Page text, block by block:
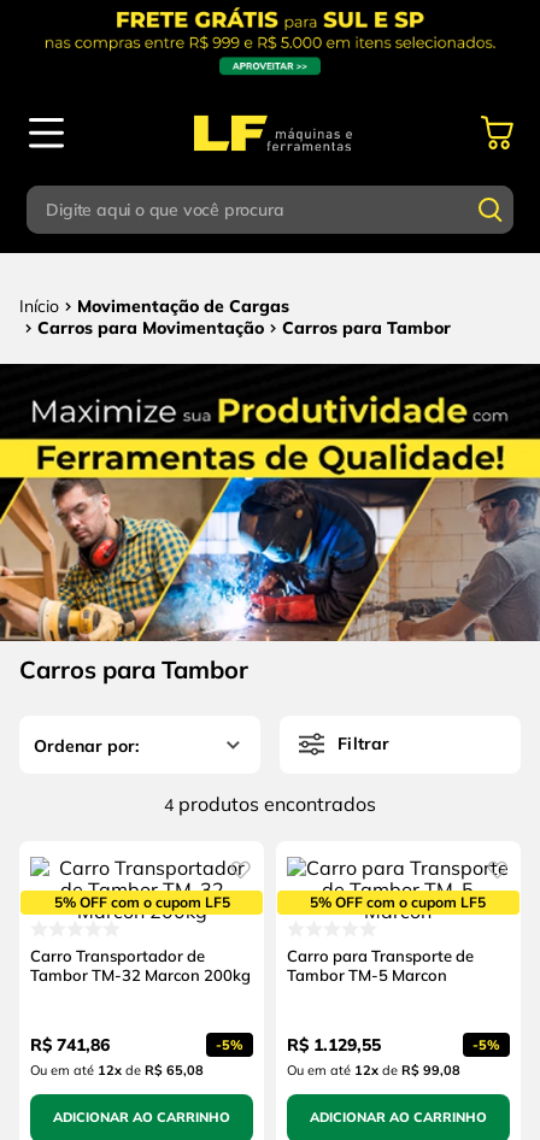
Digite aqui o que você procura
Movimentação de Cargas
Carros para Movimentação
Carros para Tambor
Carros para Tambor
Filtrar
4 produtos
5% OFF com o cupom LF5
Carro Transportador de
Tambor TM-32 Marcon 200kg
R$ 741,86 -5%
Ou em até 12xde R$ 65,08
ADICIONAR AO CARRINHO
5% OFF com o cupom LF5
Carro para Transporte de
Tambor TM-5 Marcon
R$ 1.129,55 -5%
Ou em até 12xde R$ 99,08
ADICIONAR AO CARRINHO
1 parafusadeira
2º caixa ferramentas
3º esmerilhadeira
4º escada
5º serra circular
6 º serra copo
7º luva
8º fio
10º alicate
Termos mais buscados
parafusadeira
caixa ferramentas
3º esmerilhadeira
escada
5 º serra circular
6º serra copo